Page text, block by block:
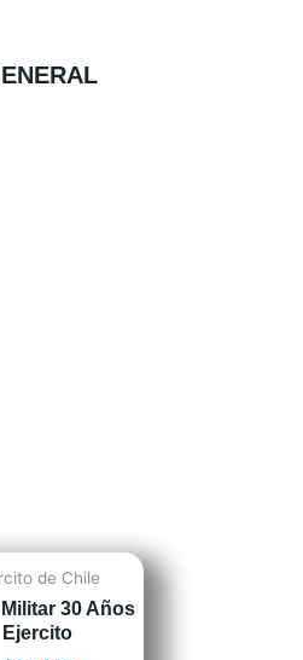
de Chile
30 Años
Ejercito